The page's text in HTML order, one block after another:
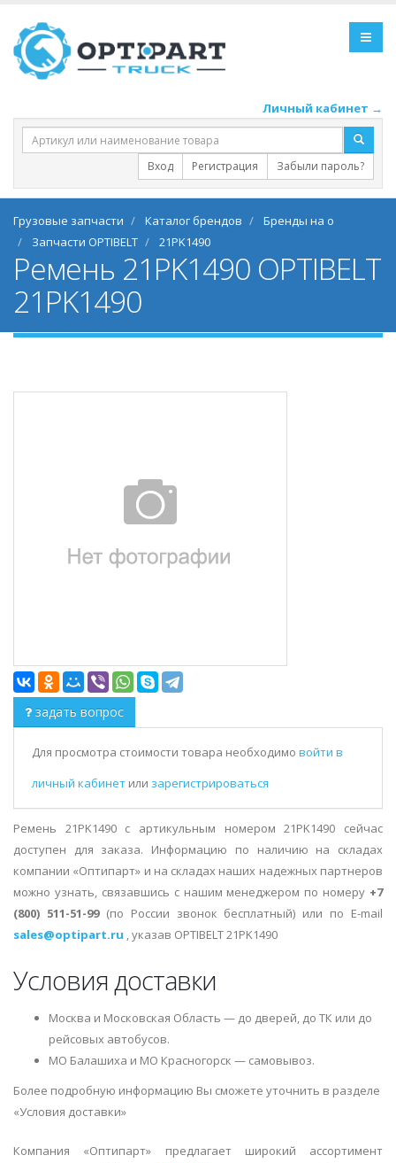
Личный кабинет →
Вход Регистрация Забыли пароль?
Грузовые запчасти Каталог брендов
Бренды на o
Запчасти OPTIBELT
21PK1490
Ремень 21PK1490 OPTIBELT
21PK1490
задать вопрос
Для просмотра стоимости товара необходимо войти в
личный кабинет или зарегистрироваться
Ремень 21PK1490 с артикульным номером 21PK1490 сейчас
доступен для заказа. Информацию по наличию на складах
компании «Оптипарт» и на складах наших надежных партнеров
можно узнать, связавшись с нашим менеджером по номеру +7
(800) 511-51-99(по России звонок бесплатный) или по E-mail
sales@optipart.ru , указав OPTIBELT 21PK1490
Условия доставки
Москва и Московская Область — до дверей, до ТК или до
рейсовых автобусов.
МО Балашиха и МО Красногорск — самовывоз.
Более подробную информацию Вы сможете уточнить в разделе
«Условия доставки»
Компания «Оптипарт» предлагает широкий ассортимент